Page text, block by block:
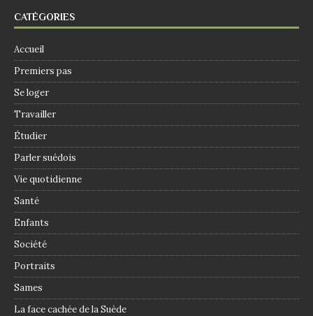
CATÉGORIES
Accueil
Premiers pas
Se loger
Travailler
Étudier
Parler suédois
Vie quotidienne
Santé
Enfants
Société
Portraits
Sames
La face cachée de la Suède